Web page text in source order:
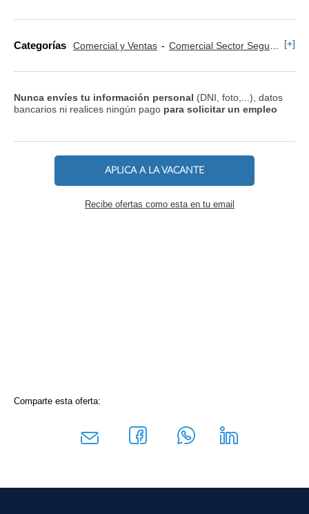
Categorías Comercial y Ventas Comercial Sector Seguros [+]
Nunca envíes tu información personal (DNI, foto,...), datos
bancarios ni realices ningún pago para solicitar un empleo
APLICA A LA VACANTE
Recibe ofertas como esta en tu email
Comparte esta oferta: